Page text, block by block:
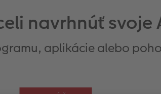
navrhnúť svoje
aplikácie alebo